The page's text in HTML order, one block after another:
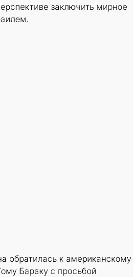
заключить мирное
обратилась к американскому
Бараку с просьбой